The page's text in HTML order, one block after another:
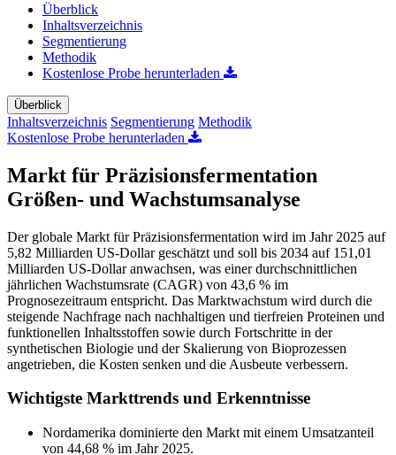
Überblick
Inhaltsverzeichnis
Segmentierung
Methodik
Kostenlose Probe herunterladen
Überblick
Inhaltsverzeichnis Segmentierung Methodik
Kostenlose Probe herunterladen
Markt für Präzisionsfermentation
Größen- und Wachstumsanalyse
Der globale Markt für Präzisionsfermentation wird im Jahr 2025 auf
5,82 Milliarden US-Dollar geschätzt und soll bis 2034 auf 151,01
Milliarden US-Dollar anwachsen, was einer durchschnittlichen
jährlichen Wachstumsrate (CAGR) von 43,6 % im
Prognosezeitraum entspricht. Das Marktwachstum wird durch die
steigende Nachfrage nach nachhaltigen und tierfreien Proteinen und
funktionellen Inhaltsstoffen sowie durch Fortschritte in der
synthetischen Biologie und der Skalierung von Bioprozessen
angetrieben, die Kosten senken und die Ausbeute verbessern.
Wichtigste Markttrends und Erkenntnisse
Nordamerika dominierte den Markt mit einem Umsatzanteil
von 44,68 % im Jahr 2025.